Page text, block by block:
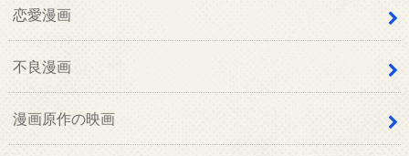
恋愛漫画
不良漫画
漫画原作の映画